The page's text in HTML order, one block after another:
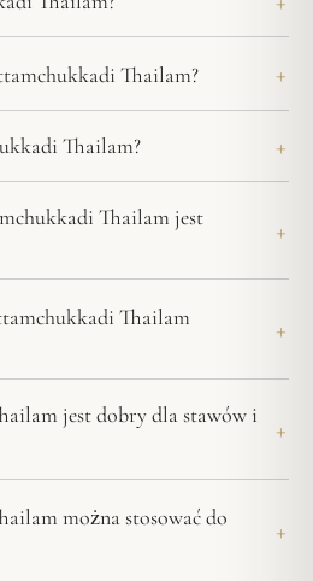
Thailam?
Thailam?
Thailam jest
Thailam
jest dobry dla stawów i
można stosować do